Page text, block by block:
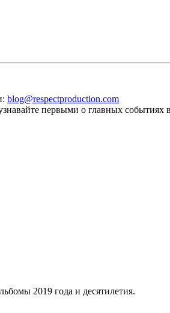
blog@respectproduction.com
первыми о главных
2019 года и десятилетия.